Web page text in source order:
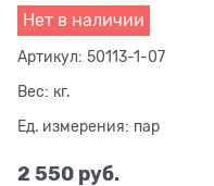
Нет в наличии
Артикул: 50113-1-07
Вес: кг.
Ед. измерения: пар
2 550 руб.